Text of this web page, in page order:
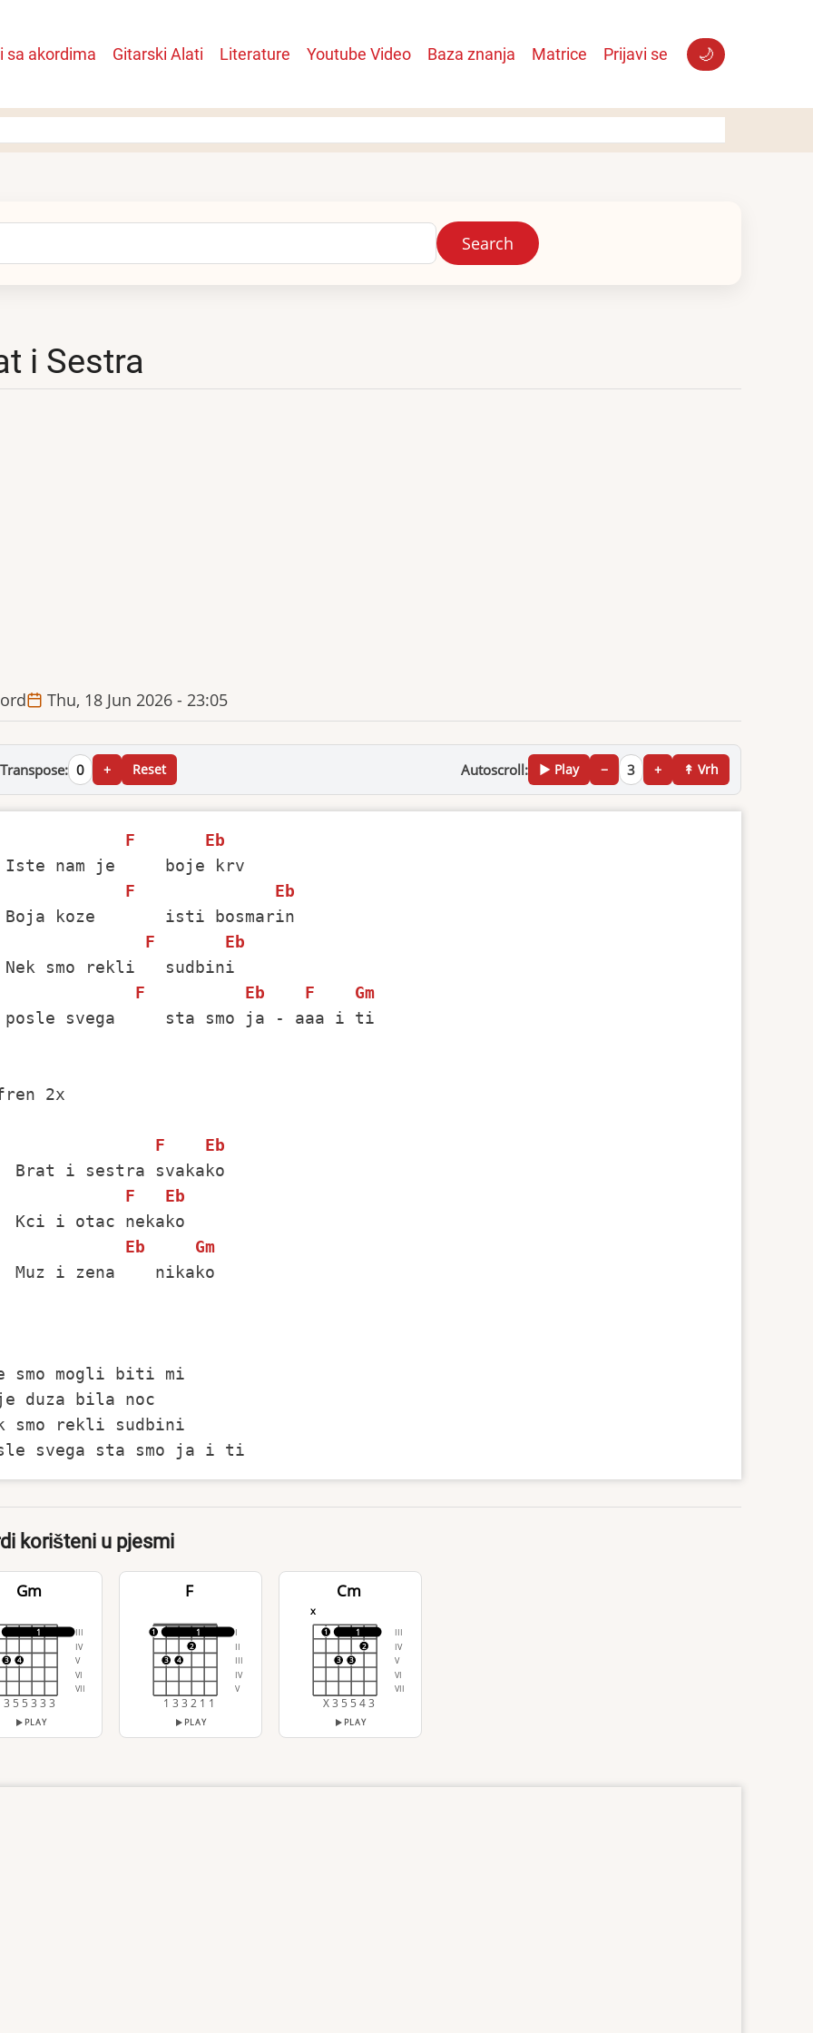
sa akordima Gitarski Alati Literature Youtube Video Baza znanja Matrice Prijavi se 🌙
i Sestra
Thu, 18 Jun 2026 - 23:05
Transpose: 0 + Reset Autoscroll: ▶ Play − 3 + ↟ Vrh
F
Eb
F
Eb
F
Eb
F
Eb F
Gm
posle svega     sta smo ja - aaa i ti
2x
F
Eb
F
Eb
Eb
Gm
Muz i zena    nikako
smo mogli biti mi
duza bila noc
smo rekli sudbini
korišteni u pjesmi
Gm
III
IV
V
VI
VII
1
3 4
3 5 5 3 3 3
PLAY
F
I
II
III
IV
V
1
1
3 4
2
1 3 3 2 1 1
PLAY
Cm
x
III
IV
V
VI
VII
1
1
3 3
2
X 3 5 5 4 3
PLAY